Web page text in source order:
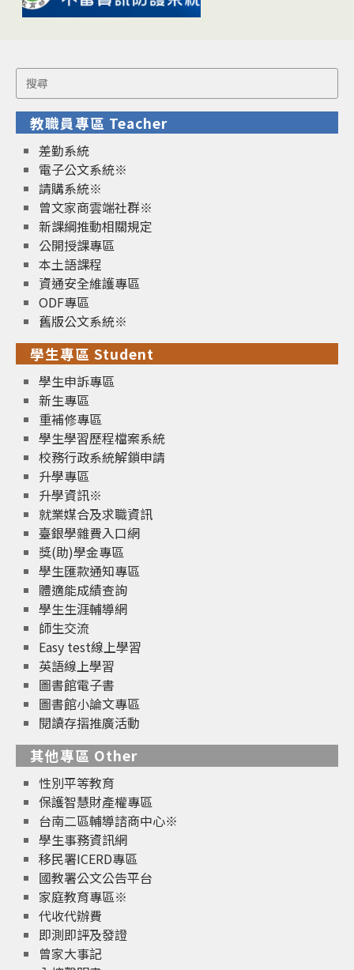
Search
for:
教職員專區 Teacher
差勤系統
電子公文系統※
請購系統※
曾文家商雲端社群※
新課綱推動相關規定
公開授課專區
本土語課程
資通安全維護專區
ODF專區
舊版公文系統※
學生專區 Student
學生申訴專區
新生專區
重補修專區
學生學習歷程檔案系統
校務行政系統解鎖申請
升學專區
升學資訊※
就業媒合及求職資訊
臺銀學雜費入口網
獎(助)學金專區
學生匯款通知專區
體適能成績查詢
學生生涯輔導網
師生交流
Easy test線上學習
英語線上學習
圖書館電子書
圖書館小論文專區
閱讀存摺推廣活動
其他專區 Other
性別平等教育
保護智慧財產權專區
台南二區輔導諮商中心※
學生事務資訊網
移民署ICERD專區
國教署公文公告平台
家庭教育專區※
代收代辦費
即測即評及發證
曾家大事記